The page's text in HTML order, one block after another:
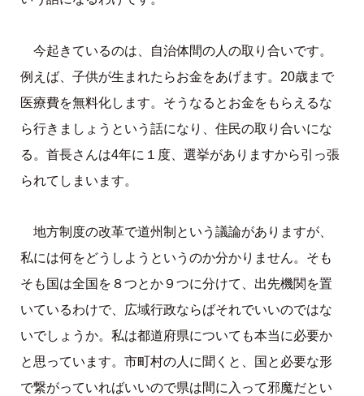
今起きているのは、自治体間の人の取り合いです。
例えば、子供が生まれたらお金をあげます。20歳まで
医療費を無料化します。そうなるとお金をもらえるな
ら行きましょうという話になり、住民の取り合いにな
る。首長さんは4年に１度、選挙がありますから引っ張
られてしまいます。
地方制度の改革で道州制という議論がありますが、
私には何をどうしようというのか分かりません。そも
そも国は全国を８つとか９つに分けて、出先機関を置
いているわけで、広域行政ならばそれでいいのではな
いでしょうか。私は都道府県についても本当に必要か
と思っています。市町村の人に聞くと、国と必要な形
で繋がっていればいいので県は間に入って邪魔だとい